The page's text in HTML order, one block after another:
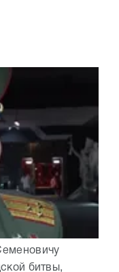
битвы,